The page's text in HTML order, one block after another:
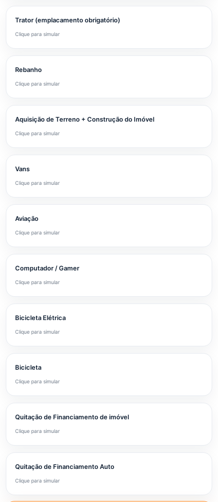
Trator (emplacamento obrigatório)
Clique para simular
Rebanho
Clique para simular
Aquisição de Terreno + Construção do Imóvel
Clique para simular
Vans
Clique para simular
Aviação
Clique para simular
Computador / Gamer
Clique para simular
Bicicleta Elétrica
Clique para simular
Bicicleta
Clique para simular
Quitação de Financiamento de imóvel
Clique para simular
Quitação de Financiamento Auto
Clique para simular